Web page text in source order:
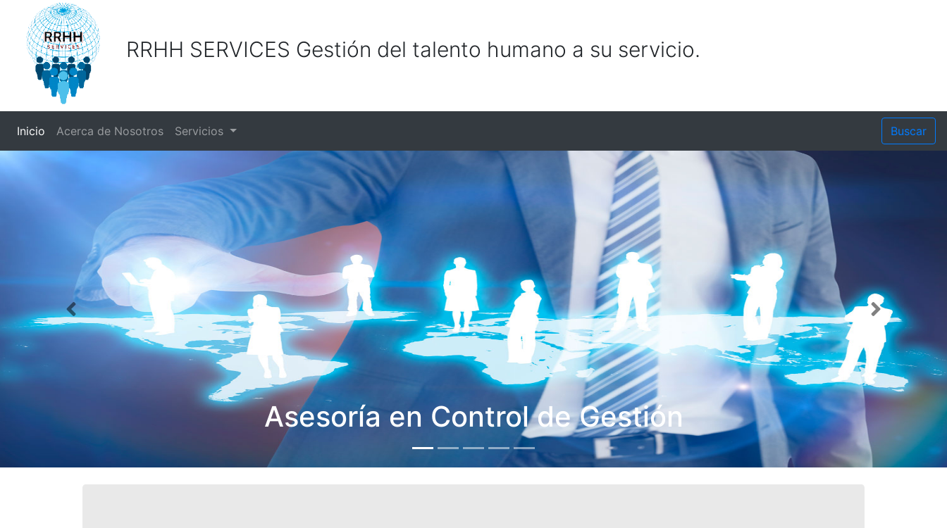
RRHH SERVICES Gestión del talento humano a su servicio.
Inicio (current)
Acerca de Nosotros Servicios Buscar
Asesoría en Control de Gestión
Previous Next